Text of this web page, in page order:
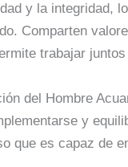
y la integridad,
Comparten
trabajar
del Hombre
y
que es capaz de